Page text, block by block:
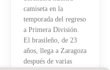
camiseta en la
temporada del regreso
a Primera División.
El brasileño, de 23
años, llega a Zaragoza
después de varias